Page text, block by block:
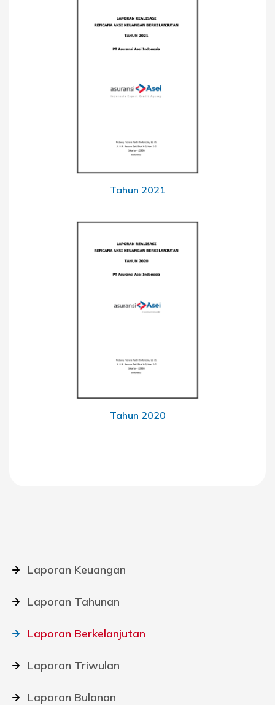
Laporan Keuangan
Laporan Tahunan
Laporan Berkelanjutan
Laporan Triwulan
Laporan Bulanan
Tahun 2021
Tahun 2020